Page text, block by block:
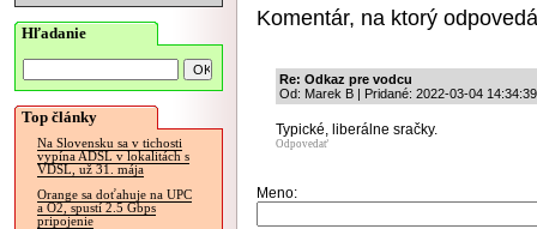
Hľadanie
Top články
Na Slovensku sa v tichosti
vypína ADSL v lokalitách s
VDSL, už 31. mája
Orange sa doťahuje na UPC
a O2, spustí 2.5 Gbps
pripojenie
Komentár, na ktorý
Re: Odkaz pre vodcu
Od: Marek B | Pridané: 2022-03-04 14:34:39
Typické, liberálne sračky.
Odpovedať
Meno: